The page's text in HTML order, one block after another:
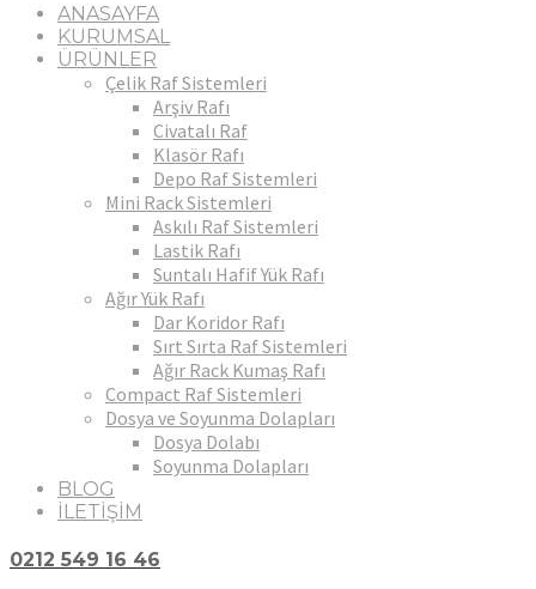
ANASAYFA
KURUMSAL
ÜRÜNLER
Çelik Raf Sistemleri
Arşiv Rafı
Civatalı Raf
Klasör Rafı
Depo Raf Sistemleri
Mini Rack Sistemleri
Askılı Raf Sistemleri
Lastik Rafı
Suntalı Hafif Yük Rafı
Ağır Yük Rafı
Dar Koridor Rafı
Sırt Sırta Raf Sistemleri
Ağır Rack Kumaş Rafı
Compact Raf Sistemleri
Dosya ve Soyunma Dolapları
Dosya Dolabı
Soyunma Dolapları
BLOG
İLETİŞİM
0212 549 16 46